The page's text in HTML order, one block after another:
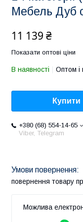
Мебель Дуб
11 139 ₴
Показати оптові ціни
В наявності Оптом і
Купити
+380 (68) 554-14-65
Viber, Telegram
повернення товару